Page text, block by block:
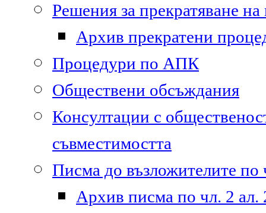
Решения за прекратяване
Архив прекратени
Процедури по АПК
Обществени обсъждания
Консултации с
съвместимостта
Писма до възложителите по
Архив писма по чл. 2 ал.